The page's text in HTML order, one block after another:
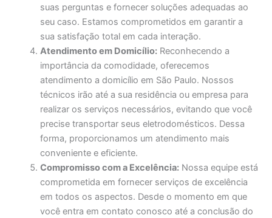
suas perguntas e fornecer soluções adequadas ao
seu caso. Estamos comprometidos em garantir a
sua satisfação total em cada interação.
Atendimento em Domicílio: Reconhecendo a
importância da comodidade, oferecemos
atendimento a domicílio em São Paulo. Nossos
técnicos irão até a sua residência ou empresa para
realizar os serviços necessários, evitando que você
precise transportar seus eletrodomésticos. Dessa
forma, proporcionamos um atendimento mais
conveniente e eficiente.
Compromisso com a Excelência: Nossa equipe está
comprometida em fornecer serviços de excelência
em todos os aspectos. Desde o momento em que
você entra em contato conosco até a conclusão do